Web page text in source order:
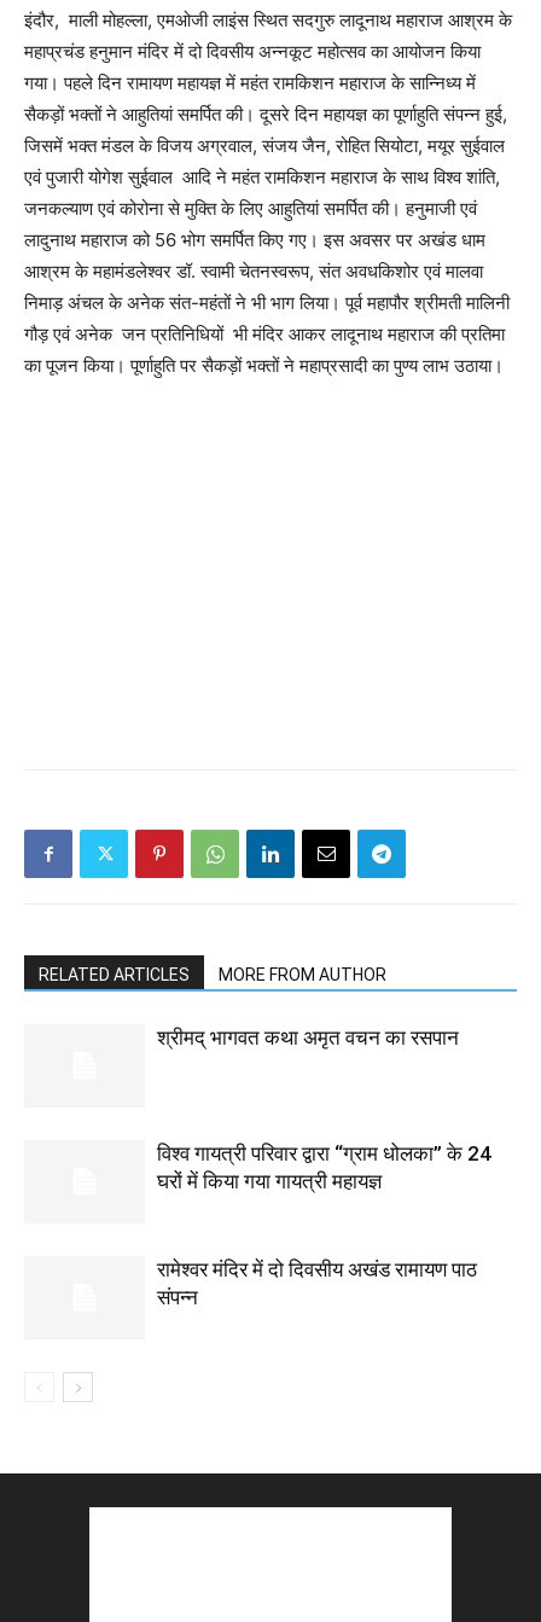
इंदौर, माली मोहल्ला, एमओजी लाइंस स्थित सदगुरु लादूनाथ महाराज आश्रम के
महाप्रचंड हनुमान मंदिर में दो दिवसीय अन्नकूट महोत्सव का आयोजन किया
गया। पहले दिन रामायण महायज्ञ में महंत रामकिशन महाराज के सान्निध्य में
सैकड़ों भक्तों ने आहुतियां समर्पित की। दूसरे दिन महायज्ञ का पूर्णाहुति संपन्न हुई,
जिसमें भक्त मंडल के विजय अग्रवाल, संजय जैन, रोहित सियोटा, मयूर सुईवाल
एवं पुजारी योगेश सुईवाल आदि ने महंत रामकिशन महाराज के साथ विश्व शांति,
जनकल्याण एवं कोरोना से मुक्ति के लिए आहुतियां समर्पित की। हनुमाजी एवं
लादुनाथ महाराज को 56 भोग समर्पित किए गए। इस अवसर पर अखंड धाम
आश्रम के महामंडलेश्वर डॉ. स्वामी चेतनस्वरूप, संत अवधकिशोर एवं मालवा
निमाड़ अंचल के अनेक संत-महंतों ने भी भाग लिया। पूर्व महापौर श्रीमती मालिनी
गौड़ एवं अनेक जन प्रतिनिधियों भी मंदिर आकर लादूनाथ महाराज की प्रतिमा
का पूजन किया। पूर्णाहुति पर सैकड़ों भक्तों ने महाप्रसादी का पुण्य लाभ उठाया।
RELATED ARTICLES MORE FROM AUTHOR
श्रीमद् भागवत कथा अमृत वचन का रसपान
विश्व गायत्री परिवार द्वारा “ग्राम धोलका” के 24
घरों में किया गया गायत्री महायज्ञ
रामेश्वर मंदिर में दो दिवसीय अखंड रामायण पाठ
संपन्न